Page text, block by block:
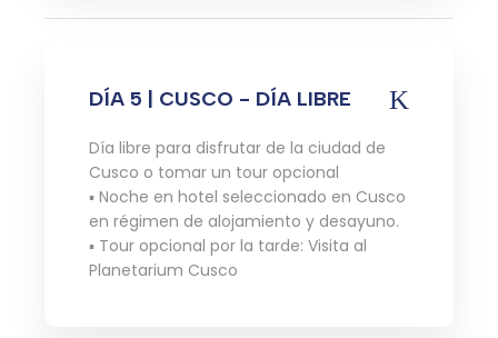
DÍA 5 | CUSCO - DÍA LIBRE
Día libre para disfrutar de la ciudad de
Cusco o tomar un tour opcional
▪ Noche en hotel seleccionado en Cusco
en régimen de alojamiento y desayuno.
▪ Tour opcional por la tarde: Visita al
Planetarium Cusco